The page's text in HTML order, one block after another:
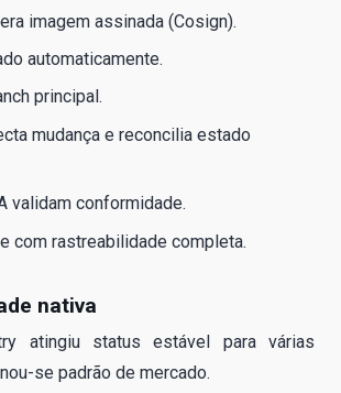
imagem assinada (Cosign).
automaticamente.
principal.
mudança e reconcilia estado
validam conformidade.
com rastreabilidade completa.
nativa
atingiu status estável para várias
se padrão de mercado.